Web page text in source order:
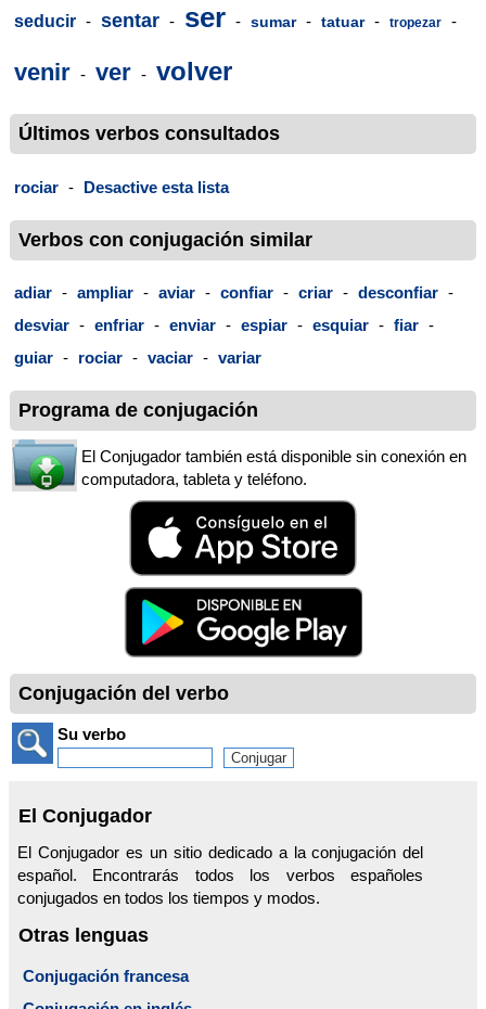
seducir - sentar - ser - sumar - tatuar - tropezar -
venir - ver - volver
Últimos verbos consultados
rociar - Desactive esta lista
Verbos con conjugación similar
adiar - ampliar - aviar - confiar - criar - desconfiar -
desviar - enfriar - enviar - espiar - esquiar - fiar -
guiar - rociar - vaciar - variar
Programa de conjugación
El Conjugador también está disponible sin conexión en
computadora, tableta y teléfono.
Conjugación del verbo
Su verbo
El Conjugador
El Conjugador es un sitio dedicado a la conjugación del
español. Encontrarás todos los verbos españoles
conjugados en todos los tiempos y modos.
Otras lenguas
Conjugación francesa